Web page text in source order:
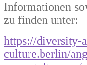
Informationen
zu finden unter:
https://diversity-
culture.berlin/